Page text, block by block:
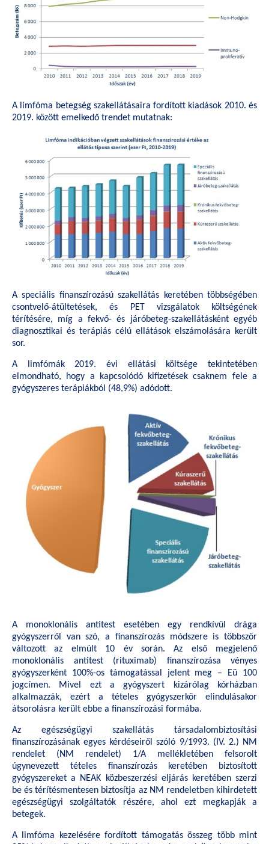
A limfóma betegség szakellátásaira fordított kiadások 2010. és
2019. között emelkedő trendet mutatnak:
A speciális finanszírozású szakellátás keretében többségében
csontvelő-átültetések, és PET vizsgálatok költségének
térítésére, míg a fekvő- és járóbeteg-szakellátásként egyéb
diagnosztikai és terápiás célú ellátások elszámolására került
sor.
A limfómák 2019. évi ellátási költsége tekintetében
elmondható, hogy a kapcsolódó kifizetések csaknem fele a
gyógyszeres terápiákból (48,9%) adódott.
A monoklonális antitest esetében egy rendkívül drága
gyógyszerről van szó, a finanszírozás módszere is többször
változott az elmúlt 10 év során. Az első megjelenő
monoklonális antitest (rituximab) finanszírozása vényes
gyógyszerként 100%-os támogatással jelent meg – Eü 100
jogcímen. Mivel ezt a gyógyszert kizárólag kórházban
alkalmazzák, ezért a tételes gyógyszerkör elindulásakor
átsorolásra került ebbe a finanszírozási formába.
Az egészségügyi szakellátás társadalombiztosítási
finanszírozásának egyes kérdéseiről szóló 9/1993. (IV. 2.) NM
rendelet (NM rendelet) 1/A mellékletében felsorolt
úgynevezett tételes finanszírozás keretében biztosított
gyógyszereket a NEAK közbeszerzési eljárás keretében szerzi
be és térítésmentesen biztosítja az NM rendeletben kihirdetett
egészségügyi szolgáltatók részére, ahol ezt megkapják a
betegek.
A limfóma kezelésére fordított támogatás összeg több mint